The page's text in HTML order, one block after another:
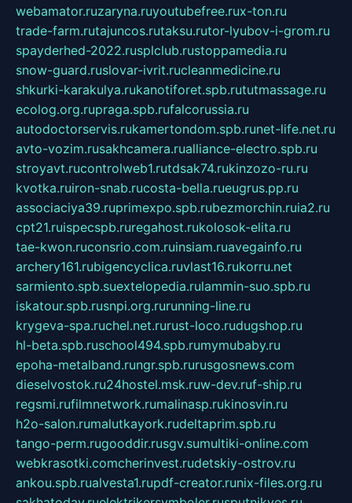
webamator.ruzaryna.ruyoutubefree.rux-ton.ru
trade-farm.rutajuncos.rutaksu.rutor-lyubov-i-grom.ru
spayderhed-2022.rusplclub.rustoppamedia.ru
snow-guard.ruslovar-ivrit.rucleanmedicine.ru
shkurki-karakulya.rukanotiforet.spb.rututmassage.ru
ecolog.org.rupraga.spb.rufalcorussia.ru
autodoctorservis.rukamertondom.spb.runet-life.net.ru
avto-vozim.rusakhcamera.rualliance-electro.spb.ru
stroyavt.rucontrolweb1.rutdsak74.rukinzozo-ru.ru
kvotka.ruiron-snab.rucosta-bella.rueugrus.pp.ru
associaciya39.ruprimexpo.spb.rubezmorchin.ruia2.ru
cpt21.ruispecspb.ruregahost.rukolosok-elita.ru
tae-kwon.ruconsrio.com.ruinsiam.ruavegainfo.ru
archery161.rubigencyclica.ruvlast16.rukorru.net
sarmiento.spb.suextelopedia.rulammin-suo.spb.ru
iskatour.spb.rusnpi.org.rurunning-line.ru
krygeva-spa.ruchel.net.rurust-loco.rudugshop.ru
hl-beta.spb.ruschool494.spb.rumymubaby.ru
epoha-metalband.rungr.spb.rurusgosnews.com
dieselvostok.ru24hostel.msk.ruw-dev.ruf-ship.ru
regsmi.rufilmnetwork.rumalinasp.rukinosvin.ru
h2o-salon.rumalutkayork.rudeltaprim.spb.ru
tango-perm.rugooddir.rusgv.sumultiki-online.com
webkrasotki.comcherinvest.rudetskiy-ostrov.ru
ankou.spb.rualvesta1.rupdf-creator.runix-files.org.ru